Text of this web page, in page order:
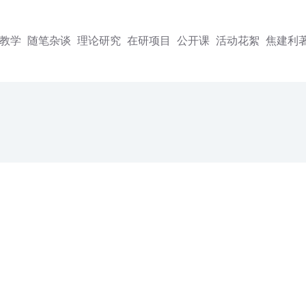
学 随笔杂谈 理论研究 在研项目 公开课 活动花絮 焦建利